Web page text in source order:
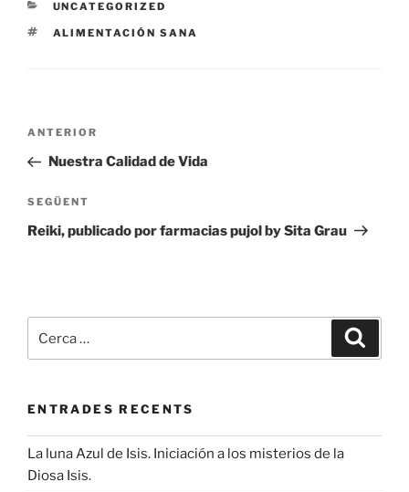
CATEGORIES
UNCATEGORIZED
ETIQUETES
ALIMENTACIÓN SANA
Navegació
Entrada
anterior
ANTERIOR
Nuestra Calidad de Vida
Entrada
següent
SEGÜENT
Reiki, publicado por farmacias pujol by Sita Grau
ENTRADES RECENTS
La luna Azul de Isis. Iniciación a los misterios de la
Diosa Isis.